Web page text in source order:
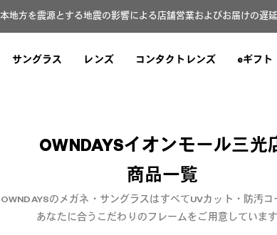
地方を震源とする地震の影響による店舗営業およびお届けの遅延
サングラス レンズ コンタクトレンズ eギフト
OWNDAYSイオンモール三光
商品一覧
OWNDAYSのメガネ・サングラスはすべてUVカット・防汚コ
あなたに合うこだわりのフレームをご用意しています